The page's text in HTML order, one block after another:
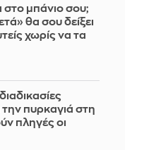
στο μπάνιο σου;
θα σου δείξει
χωρίς να τα
πυρκαγιά στη
πληγές οι